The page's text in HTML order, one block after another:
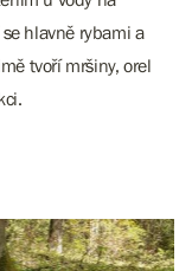
hlavně rybami a
tvoří mršiny, orel